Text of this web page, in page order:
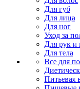
Для губ
Для лица
Для ног
Уход за
Для рук и
Для тела
Все для
Питьевая